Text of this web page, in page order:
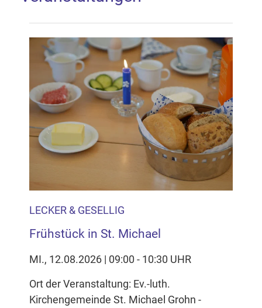
Google Map laden
Mit dem Laden der Karte akzeptieren Sie, dass die
Anwendung Google Maps beim Aktivieren von
Inhalten Cookies auf Ihrem Gerät setzt, z.B. zwecks
Reichweitenmessung und profilbasierter Werbung.
Näheres s.zur Datenschutzerklärung
Hier können Sie Ihre Cookie-
Einstellungen anpassen
LECKER & GESELLIG
Frühstück in St. Michael
MI., 12.08.2026 | 09:00 - 10:30 UHR
Ort der Veranstaltung: Ev.-luth.
Kirchengemeinde St. Michael Grohn -